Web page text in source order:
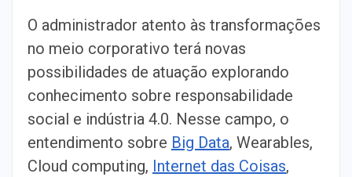
O administrador atento às transformações
no meio corporativo terá novas
possibilidades de atuação explorando
conhecimento sobre responsabilidade
social e indústria 4.0. Nesse campo, o
entendimento sobre Big Data, Wearables,
Cloud computing, Internet das Coisas,